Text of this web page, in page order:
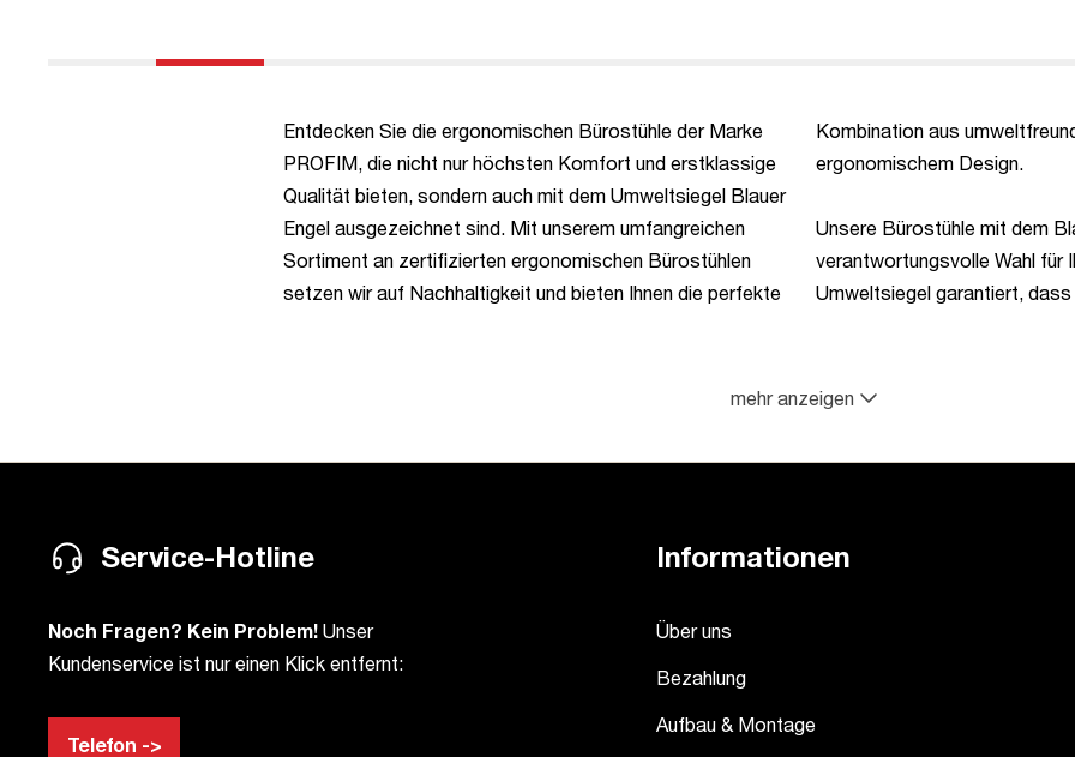
Entdecken Sie die ergonomischen Bürostühle der Marke
PROFIM, die nicht nur höchsten Komfort und erstklassige
Qualität bieten, sondern auch mit dem Umweltsiegel Blauer
Engel ausgezeichnet sind. Mit unserem umfangreichen
Sortiment an zertifizierten ergonomischen Bürostühlen
setzen wir auf Nachhaltigkeit und bieten Ihnen die perfekte
Kombination aus umweltfreundlichen Materialien und
ergonomischem Design.
Unsere Bürostühle mit dem
verantwortungsvolle Wahl für
Umweltsiegel garantiert,
komfortabel sitzen, sondern
Umweltschutz leisten. Zusätzlich
bieten unsere Bürostühle
mehr anzeigen
Service-Hotline
Noch Fragen? Kein Problem! Unser
Kundenservice ist nur einen Klick entfernt:
Telefon ->
Informationen
Über uns
Bezahlung
Aufbau & Montage